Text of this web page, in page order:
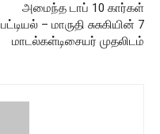
அமைந்த டாப் 10 கார்கள்
பட்டியல் – மாருதி சுசுகியின் 7
மாடல்கள்டிசையர் முதலிடம்